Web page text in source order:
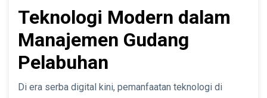
Teknologi Modern dalam
Manajemen Gudang
Pelabuhan
Di era serba digital kini, pemanfaatan teknologi di